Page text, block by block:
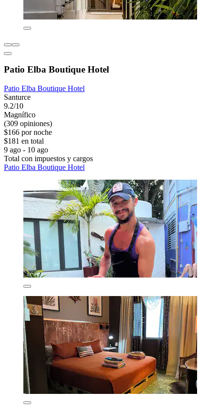
Patio Elba Boutique Hotel
Patio Elba Boutique Hotel
Santurce
9.2/10
Magnífico
(309 opiniones)
$166 por noche
$181 en total
9 ago - 10 ago
Total con impuestos y cargos
Patio Elba Boutique Hotel